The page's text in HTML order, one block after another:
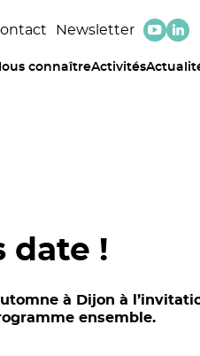
Newsletter
connaîtreActivités
date !
à Dijon à
ensemble.